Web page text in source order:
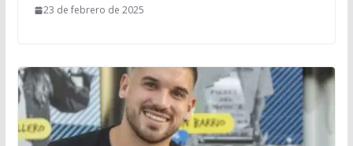
23 de febrero de 2025